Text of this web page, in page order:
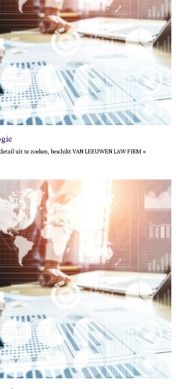
uit te zoeken, beschikt VAN LEEUWEN LAW FIRM «